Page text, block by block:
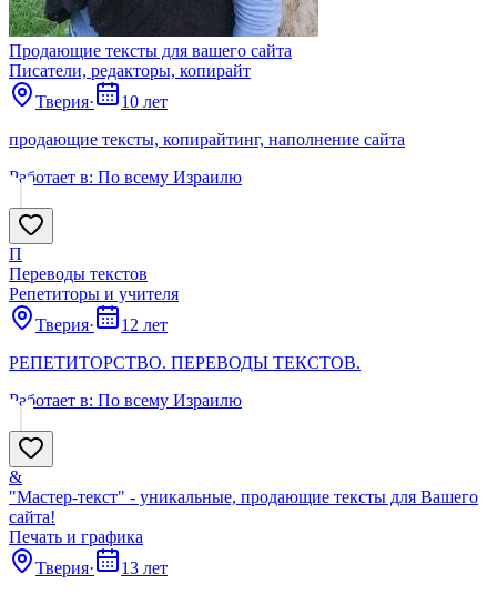
Продающие тексты для вашего сайта
Писатели, редакторы, копирайт
Тверия·
10 лет
продающие тексты, копирайтинг, наполнение сайта
Работает в: По всему Израилю
П
Переводы текстов
Репетиторы и учителя
Тверия·
12 лет
РЕПЕТИТОРСТВО. ПЕРЕВОДЫ ТЕКСТОВ.
Работает в: По всему Израилю
&
"Мастер-текст" - уникальные, продающие тексты для Вашего
сайта!
Печать и графика
Тверия·
13 лет